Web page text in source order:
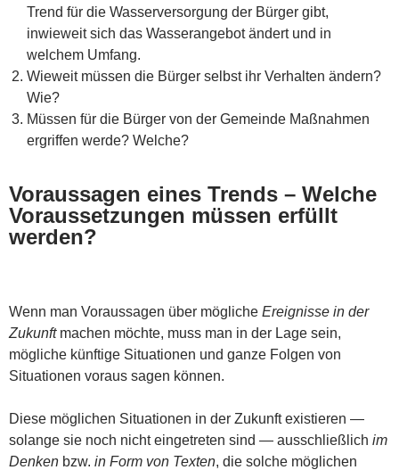
Trend für die Wasserversorgung der Bürger gibt,
inwieweit sich das Wasserangebot ändert und in
welchem Umfang.
Wieweit müssen die Bürger selbst ihr Verhalten ändern?
Wie?
Müssen für die Bürger von der Gemeinde Maßnahmen
ergriffen werde? Welche?
Voraussagen eines Trends – Welche
Voraussetzungen müssen erfüllt
werden?
Wenn man Voraussagen über mögliche Ereignisse in der
Zukunftmachen möchte, muss man in der Lage sein,
mögliche künftige Situationen und ganze Folgen von
Situationen voraus sagen können.
Diese möglichen Situationen in der Zukunft existieren —
solange sie noch nicht eingetreten sind — ausschließlich im
Denken bzw. in Form von Texten, die solche möglichen